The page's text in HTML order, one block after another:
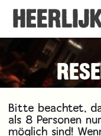
Zum Inhalt springen
Bitte beachtet,
als 8 Personen
möglich sind!